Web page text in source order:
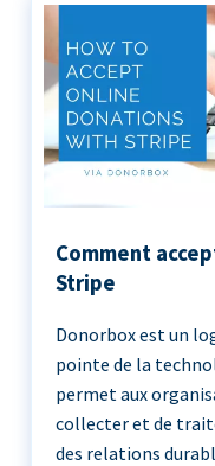
Comment
Stripe
Donorbox est un
pointe de la
permet aux
collecter et de
des relations